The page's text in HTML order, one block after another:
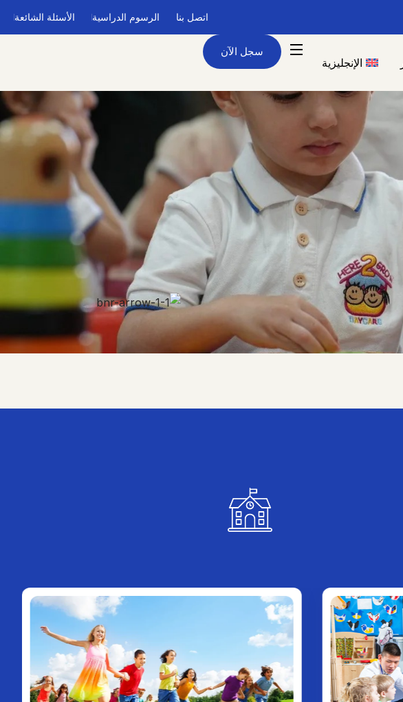
اتصل بنا الرسوم الدراسية الأسئلة الشائعة
الإنجليزية
سجل الآن